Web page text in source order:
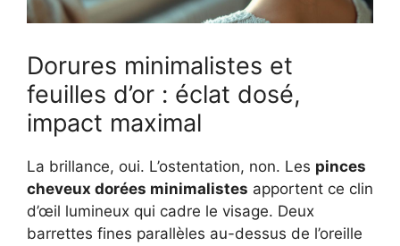
Dorures minimalistes et
feuilles d’or : éclat dosé,
impact maximal
La brillance, oui. L’ostentation, non. Les pinces
cheveux dorées minimalistes apportent ce clin
d’œil lumineux qui cadre le visage. Deux
barrettes fines parallèles au-dessus de l’oreille